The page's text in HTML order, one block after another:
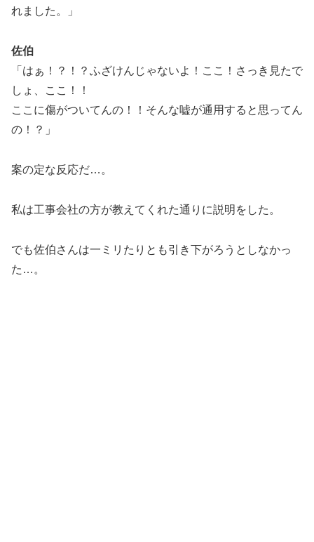
れました。」
佐伯
「はぁ！？！？ふざけんじゃないよ！ここ！さっき見たで
しょ、ここ！！
ここに傷がついてんの！！そんな嘘が通用すると思ってん
の！？」
案の定な反応だ…。
私は工事会社の方が教えてくれた通りに説明をした。
でも佐伯さんは一ミリたりとも引き下がろうとしなかっ
た…。